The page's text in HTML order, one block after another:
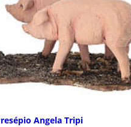
Angela Tripi